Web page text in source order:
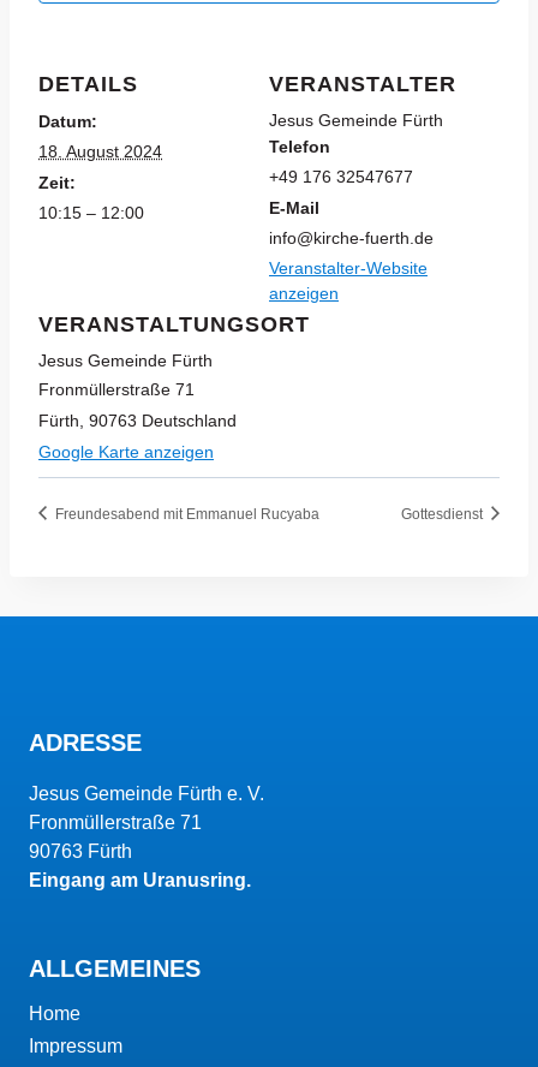
DETAILS
Datum:
18. August 2024
Zeit:
10:15 – 12:00
VERANSTALTUNGSORT
Jesus Gemeinde Fürth
Fronmüllerstraße 71
Fürth, 90763 Deutschland
Google Karte anzeigen
VERANSTALTER
Jesus Gemeinde Fürth
Telefon
+49 176 32547677
E-Mail
info@kirche-fuerth.de
Veranstalter-Website
anzeigen
Freundesabend mit Emmanuel Rucyaba Gottesdienst
ADRESSE
Jesus Gemeinde Fürth e. V.
Fronmüllerstraße 71
90763 Fürth
Eingang am Uranusring.
ALLGEMEINES
Home
Impressum